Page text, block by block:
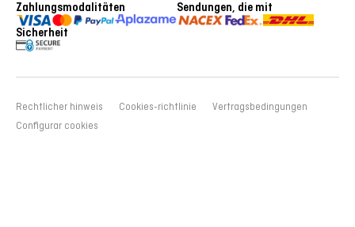
Zahlungsmodalitäten
Sendungen, die mit
Sicherheit
Rechtlicher hinweis Cookies-richtlinie
Vertragsbedingungen
Configurar cookies